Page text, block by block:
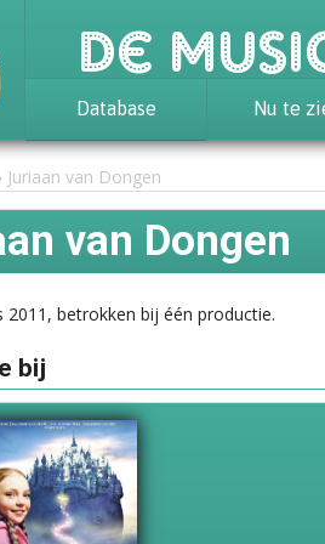
De
Database
Achtergrond
Awards
Statistieken
Nu te
Juriaan van Dongen
van Dongen
2011, betrokken bij één productie.
bij